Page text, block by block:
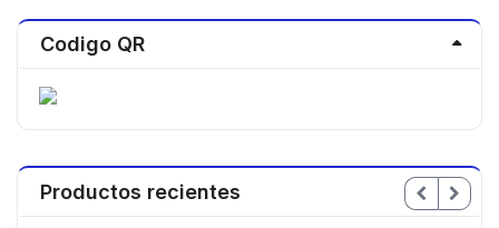
Codigo QR
Productos recientes